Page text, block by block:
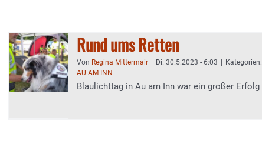
Rund ums Retten
Von Regina Mittermair Di. 30.5.2023 - 6:03 Kategorien:
AU AM INN
Blaulichttag in Au am Inn war ein großer Erfolg